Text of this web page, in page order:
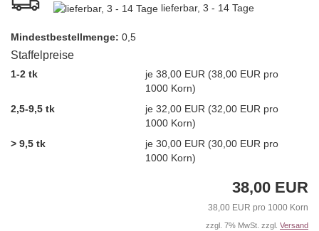
lieferbar, 3 - 14 Tage
Mindest­bestellmenge: 0,5
Staffelpreise
1-2 tk
je 38,00 EUR (38,00 EUR pro
1000 Korn)
2,5-9,5 tk
je 32,00 EUR (32,00 EUR pro
1000 Korn)
> 9,5 tk
je 30,00 EUR (30,00 EUR pro
1000 Korn)
38,00 EUR
38,00 EUR pro 1000 Korn
zzgl. 7% MwSt. zzgl. Versand